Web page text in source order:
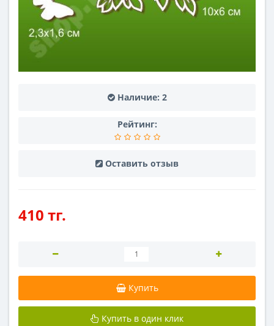
Наличие: 2
Рейтинг:
Оставить отзыв
410 тг.
Купить
Купить в один клик